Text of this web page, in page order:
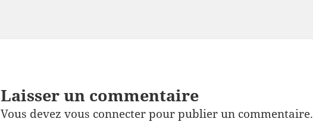
Laisser un commentaire
Vous devezvous connecterpour publier un commentaire.